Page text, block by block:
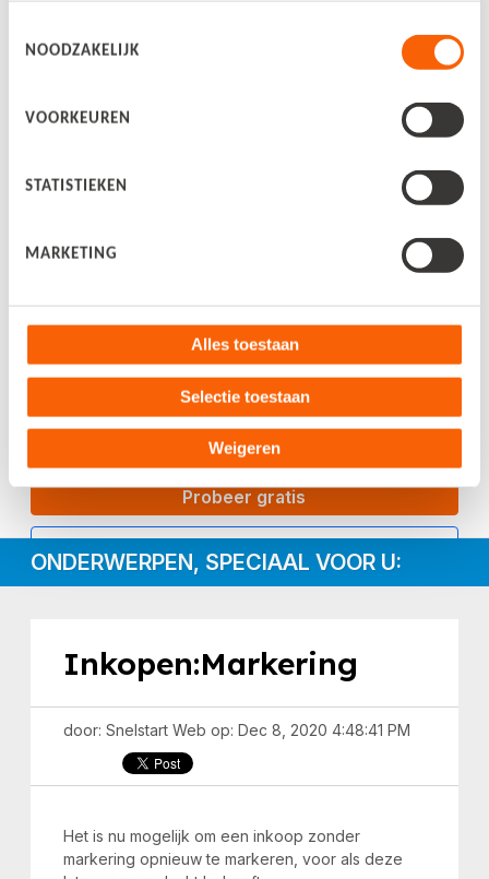
NOODZAKELIJK
VOORKEUREN
STATISTIEKEN
MARKETING
Alles toestaan
Selectie toestaan
Weigeren
Over ons
Over Snelstart
Probeer gratis
Inloggen
ONDERWERPEN, SPECIAAL VOOR U:
Inkopen:Markering
door: Snelstart Web op: Dec 8, 2020 4:48:41 PM
Het is nu mogelijk om een inkoop zonder
markering opnieuw te markeren, voor als deze